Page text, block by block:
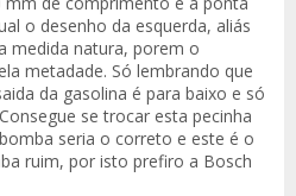
o desenho da esquerda, aliás
medida natura, porem o
metadade. Só lembrando que
da gasolina é para baixo e só
se trocar esta pecinha
seria o correto e este é o
ruim, por isto prefiro a Bosch